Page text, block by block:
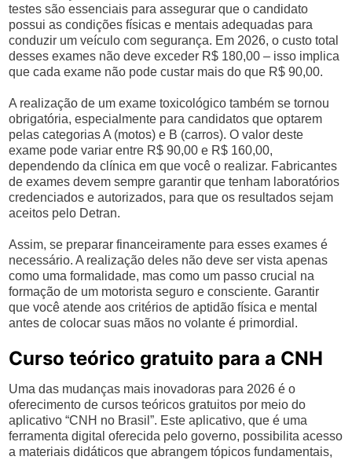
testes são essenciais para assegurar que o candidato
possui as condições físicas e mentais adequadas para
conduzir um veículo com segurança. Em 2026, o custo total
desses exames não deve exceder R$ 180,00 – isso implica
que cada exame não pode custar mais do que R$ 90,00.
A realização de um exame toxicológico também se tornou
obrigatória, especialmente para candidatos que optarem
pelas categorias A (motos) e B (carros). O valor deste
exame pode variar entre R$ 90,00 e R$ 160,00,
dependendo da clínica em que você o realizar. Fabricantes
de exames devem sempre garantir que tenham laboratórios
credenciados e autorizados, para que os resultados sejam
aceitos pelo Detran.
Assim, se preparar financeiramente para esses exames é
necessário. A realização deles não deve ser vista apenas
como uma formalidade, mas como um passo crucial na
formação de um motorista seguro e consciente. Garantir
que você atende aos critérios de aptidão física e mental
antes de colocar suas mãos no volante é primordial.
Curso teórico gratuito para a CNH
Uma das mudanças mais inovadoras para 2026 é o
oferecimento de cursos teóricos gratuitos por meio do
aplicativo “CNH no Brasil”. Este aplicativo, que é uma
ferramenta digital oferecida pelo governo, possibilita acesso
a materiais didáticos que abrangem tópicos fundamentais,